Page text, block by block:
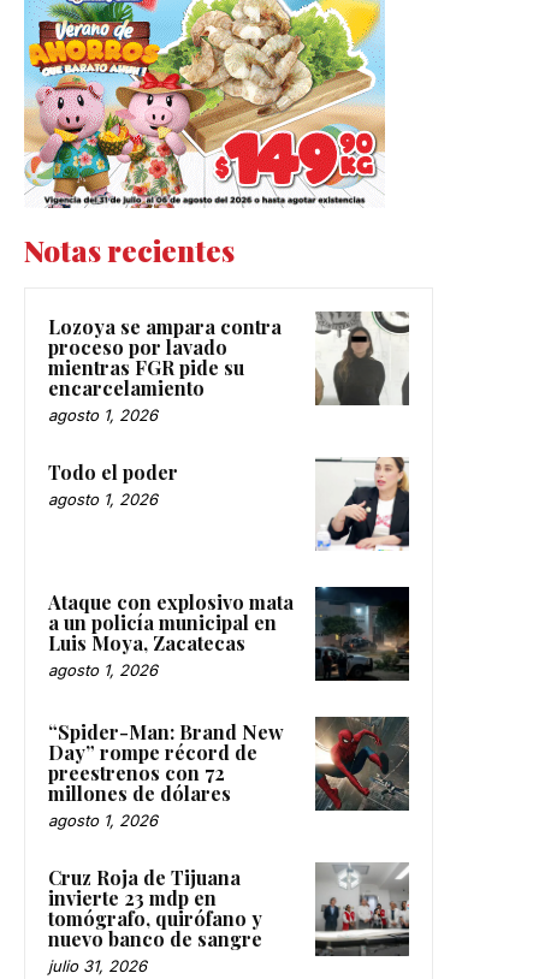
Notas recientes
Lozoya se ampara contra
proceso por lavado
mientras FGR pide su
encarcelamiento
agosto 1, 2026
Todo el poder
agosto 1, 2026
Ataque con explosivo mata
a un policía municipal en
Luis Moya, Zacatecas
agosto 1, 2026
“Spider-Man: Brand New
Day” rompe récord de
preestrenos con 72
millones de dólares
agosto 1, 2026
Cruz Roja de Tijuana
invierte 23 mdp en
tomógrafo, quirófano y
nuevo banco de sangre
julio 31, 2026